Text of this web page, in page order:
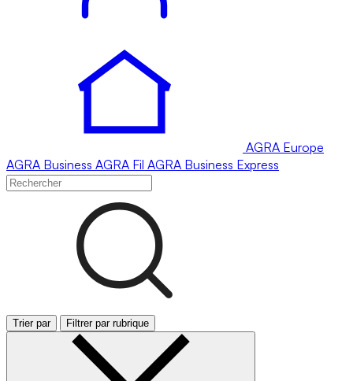
AGRA Europe
AGRA Business AGRA Fil AGRA Business Express
Trier par Filtrer par rubrique